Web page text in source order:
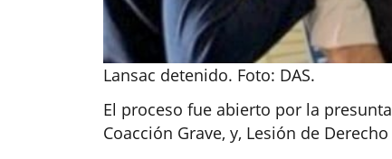
Lansac detenido. Foto: DAS.
El proceso fue abierto por la
Coacción Grave, y, Lesión de